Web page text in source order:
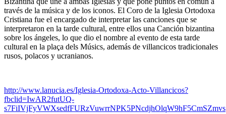
través de la música y de los iconos. El Coro de la Iglesia Ortodoxa
Cristiana fue el encargado de interpretar las canciones que se
interpretaron en la tarde cultural, entre ellos una Canción bizantina
sobre los ángeles, lo que dio el nombre al evento de esta tarde
cultural en la plaça dels Músics, además de villancicos tradicionales
rusos, polacos y ucranianos.
http://www.lanucia.es/Iglesia-Ortodoxa-Acto-Villancicos?
fbclid=IwAR2futUQ-
s7FiIVjFyVWXsedfFURzVuwrrNPK5PNcdjhOlqW9hF5CmSZmvs